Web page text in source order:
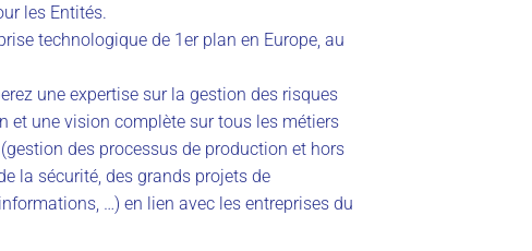
les Entités.
technologique de 1er plan en Europe, au
une expertise sur la gestion des risques
et une vision complète sur tous les métiers
des processus de production et hors
la sécurité, des grands projets de
…) en lien avec les entreprises du